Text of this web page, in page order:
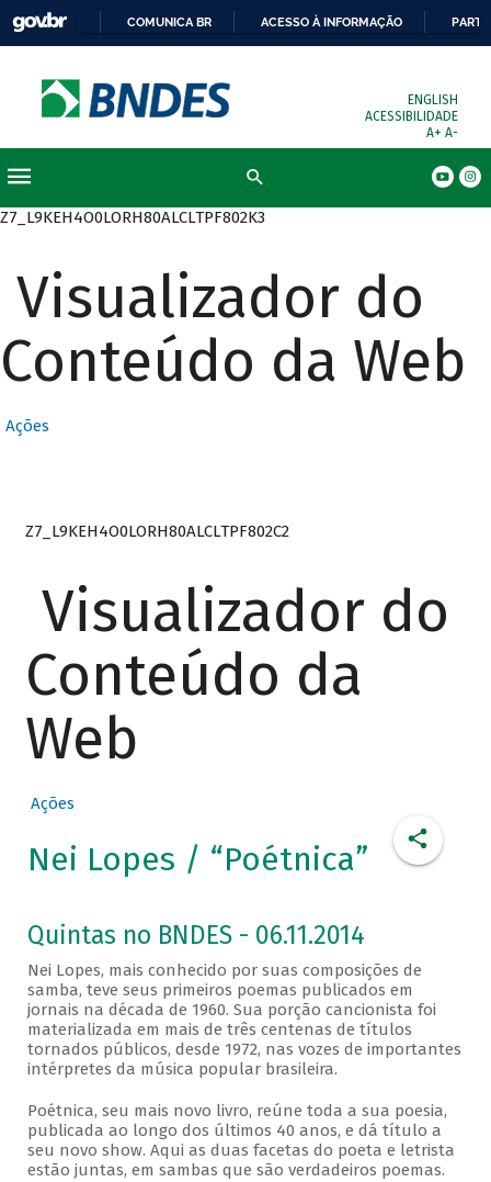
COMUNICA BR ACESSO À INFORMAÇÃO
ENGLISH
ACESSIBILIDADE
A+ A-
Z7_L9KEH4O0LORH80ALCLTPF802K3
Visualizador do
Conteúdo da Web
Ações
Z7_L9KEH4O0LORH80ALCLTPF802C2
Visualizador do
Conteúdo da
Web
Ações
Nei Lopes / “Poétnica”
Quintas no BNDES - 06.11.2014
Nei Lopes, mais conhecido por suas composições de
samba, teve seus primeiros poemas publicados em
jornais na década de 1960. Sua porção cancionista foi
materializada em mais de três centenas de títulos
tornados públicos, desde 1972, nas vozes de importantes
intérpretes da música popular brasileira.
Poétnica, seu mais novo livro, reúne toda a sua poesia,
publicada ao longo dos últimos 40 anos, e dá título a
seu novo show. Aqui as duas facetas do poeta e letrista
estão juntas, em sambas que são verdadeiros poemas.